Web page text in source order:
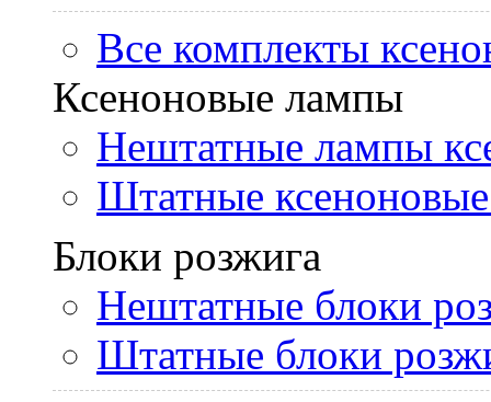
Все комплекты
Ксеноновые лампы
Нештатные лампы
Штатные
Блоки розжига
Нештатные блоки
Штатные блоки